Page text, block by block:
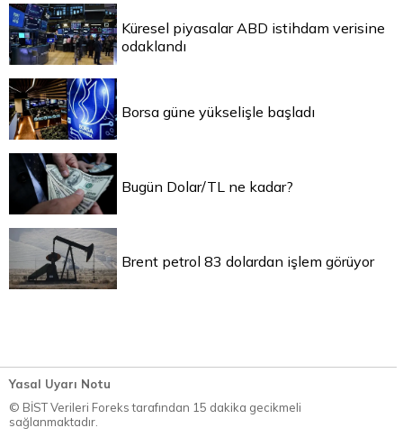
Küresel piyasalar ABD istihdam verisine
odaklandı
Borsa güne yükselişle başladı
Bugün Dolar/TL ne kadar?
Brent petrol 83 dolardan işlem görüyor
Yasal Uyarı Notu
© BİST Verileri Foreks tarafından 15 dakika gecikmeli
sağlanmaktadır.